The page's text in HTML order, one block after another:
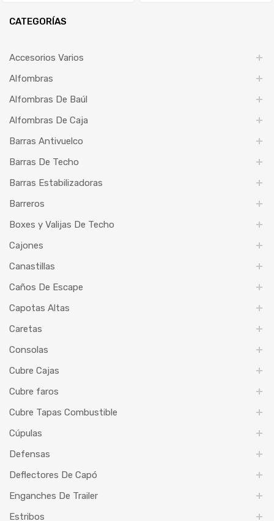
CATEGORÍAS
Accesorios Varios
Alfombras
Alfombras De Baúl
Alfombras De Caja
Barras Antivuelco
Barras De Techo
Barras Estabilizadoras
Barreros
Boxes y Valijas De Techo
Cajones
Canastillas
Caños De Escape
Capotas Altas
Caretas
Consolas
Cubre Cajas
Cubre faros
Cubre Tapas Combustible
Cúpulas
Defensas
Deflectores De Capó
Enganches De Trailer
Estribos